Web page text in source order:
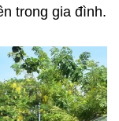
trong gia đình.